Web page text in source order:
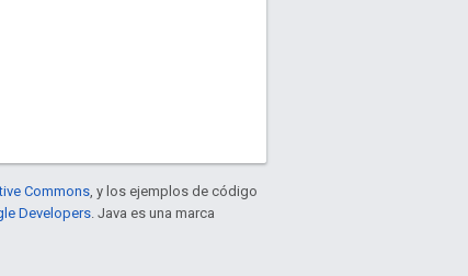
Commons, y los ejemplos de código
Developers. Java es una marca